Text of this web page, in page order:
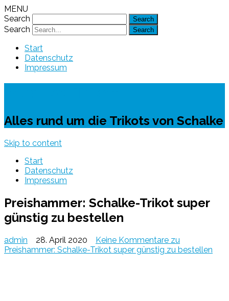
MENU
Search
Search
Start
Datenschutz
Impressum
Alles rund um die Trikots von Schalke
Skip to content
Start
Datenschutz
Impressum
Preishammer: Schalke-Trikot super
günstig zu bestellen
admin 28. April 2020 Keine Kommentare zu
Preishammer: Schalke-Trikot super günstig zu bestellen